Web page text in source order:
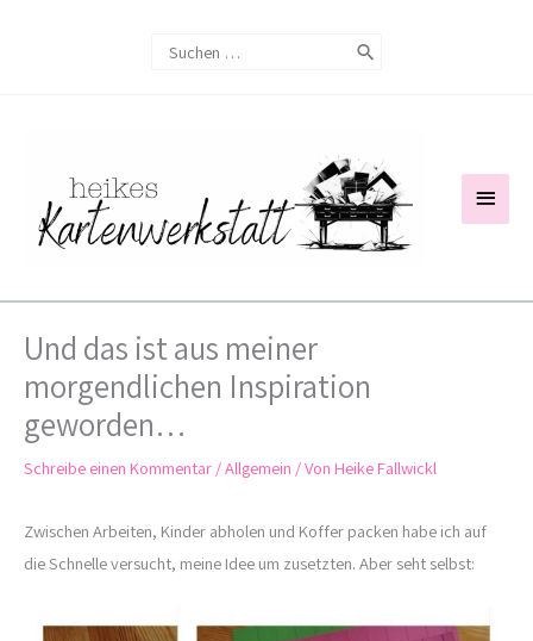
Search
Und das ist aus meiner
morgendlichen Inspiration
geworden…
Schreibe einen Kommentar /Allgemein / Von Heike Fallwickl
Zwischen Arbeiten, Kinder abholen und Koffer packen habe ich auf
die Schnelle versucht, meine Idee um zusetzten. Aber seht selbst: